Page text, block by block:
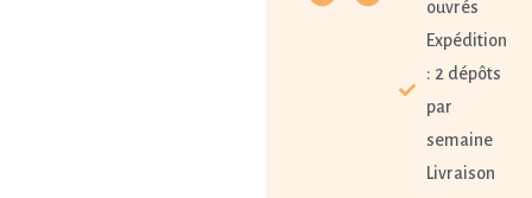
ouvrés
Expédition
: 2 dépôts
par
semaine
Livraison